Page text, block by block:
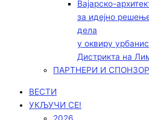
Вајарско-
за идејно
дела
у оквиру
Дистрикта на
ПАРТНЕРИ И
ВЕСТИ
УКЉУЧИ СЕ!